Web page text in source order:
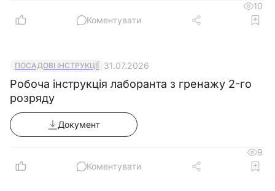
10
Коментувати
ПОСАДОВІ ІНСТРУКЦІЇ 31.07.2026
Робоча інструкція лаборанта з гренажу 2-го
розряду
Документ
9
Коментувати